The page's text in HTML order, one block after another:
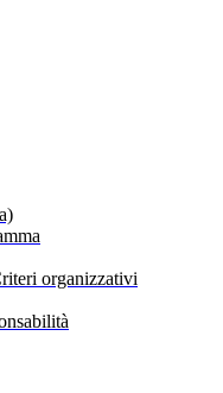
organizzativi